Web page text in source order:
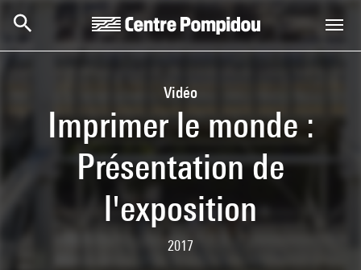
Vidéo
Imprimer le monde :
Présentation de
l'exposition
2017